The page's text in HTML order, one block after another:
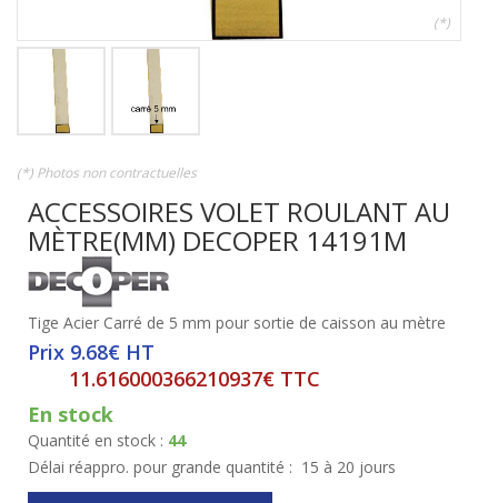
(*)
(*) Photos non contractuelles
ACCESSOIRES VOLET ROULANT AU
MÈTRE(MM) DECOPER 14191M
Tige Acier Carré de 5 mm pour sortie de caisson au mètre
Prix 9.68€ HT
11.616000366210937€ TTC
En stock
Quantité en stock : 44
Délai réappro. pour grande quantité : 15 à 20 jours